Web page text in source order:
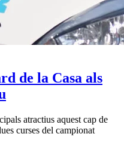
de la Casa als
atractius aquest cap de
curses del campionat